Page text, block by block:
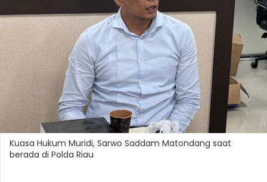
Kuasa Hukum Muridi, Sarwo Saddam Matondang saat
berada di Polda Riau